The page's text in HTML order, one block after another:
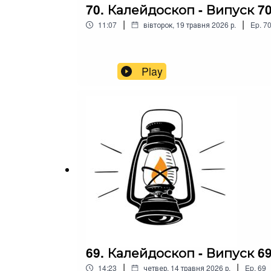
70. Калейдоскоп - Випуск 70
11:07 | вівторок, 19 травня 2026 р. | Ep. 70
Play
69. Калейдоскоп - Випуск 69
14:23 | четвер, 14 травня 2026 р. | Ep. 69